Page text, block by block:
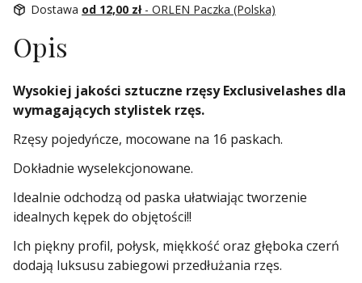
Dostawa od 12,00 zł - ORLEN Paczka (Polska)
Opis
Wysokiej jakości sztuczne rzęsy Exclusivelashes dla
wymagających stylistek rzęs.
Rzęsy pojedyńcze, mocowane na 16 paskach.
Dokładnie wyselekcjonowane.
Idealnie odchodzą od paska ułatwiając tworzenie
idealnych kępek do objętości!!
Ich piękny profil, połysk, miękkość oraz głęboka czerń
dodają luksusu zabiegowi przedłużania rzęs.